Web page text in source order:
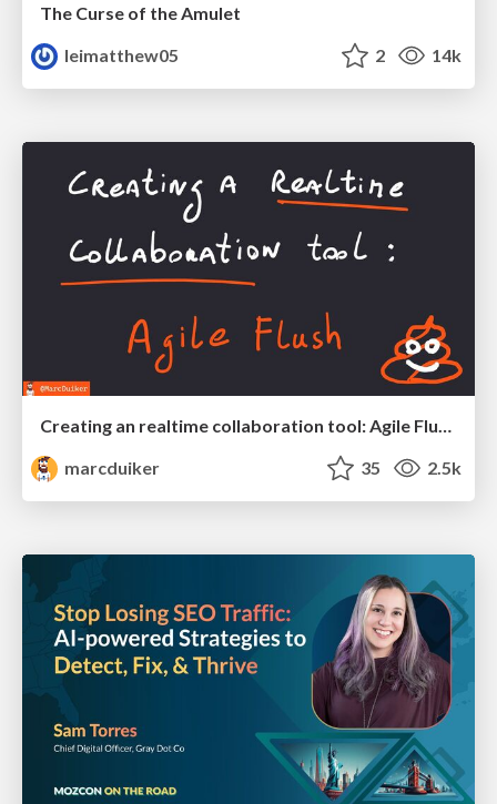
The Curse of the Amulet
leimatthew05
2 14k
Creating an realtime collaboration tool: Agile Flush - .NET Oxford
marcduiker
35 2.5k